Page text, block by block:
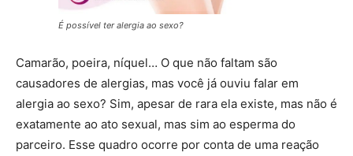
É possível ter alergia ao sexo?
Camarão, poeira, níquel… O que não faltam são
causadores de alergias, mas você já ouviu falar em
alergia ao sexo? Sim, apesar de rara ela existe, mas não é
exatamente ao ato sexual, mas sim ao esperma do
parceiro. Esse quadro ocorre por conta de uma reação